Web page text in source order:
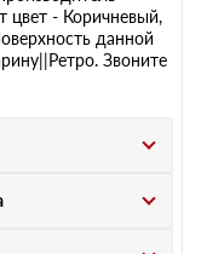
цвет - Коричневый,
данной
Звоните